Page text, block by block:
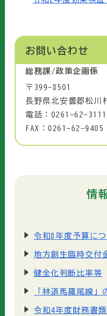
お問い合わせ
総務課/政策企画係
〒399-8501
長野県北安曇郡松川
電話：0261-62-3111
FAX：0261-62-9405
情
令和8年度予算に
健全化判断比率等
令和4年度財務書類